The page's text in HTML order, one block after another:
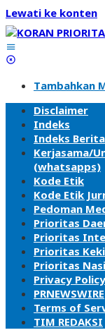
Lewati ke konten
Tambahkan
Disclaimer
Indeks
Indeks Berita
Kerjasama/
(whatsapps)
Kode Etik
Kode Etik
Pedoman
Prioritas
Prioritas
Prioritas
Prioritas
Privacy Policy
PRNEWSWIRE
Terms of
TIM REDAKSI